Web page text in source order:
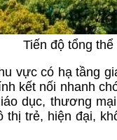
Tiến độ tổng
vực có hạ tầng
kết nối nhanh
dục, thương
trẻ, hiện đại,